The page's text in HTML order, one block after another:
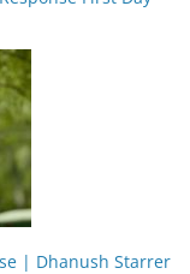
| Dhanush Starrer